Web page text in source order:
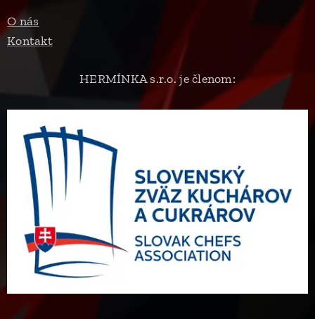
O nás
Kontakt
HERMÍNKA s.r.o. je členom: